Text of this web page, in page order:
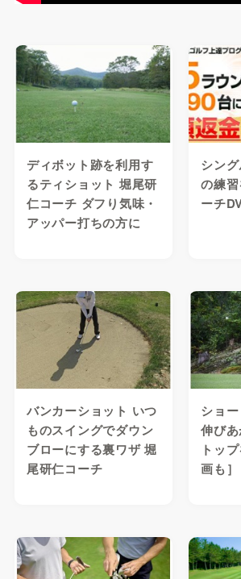
ディボット跡を利用す
るティショット 堀尾研
仁コーチ ダフり気味・
アッパー打ちの方に
シン
の練
ーチ
バンカーショット いつ
ものスイングでダウン
ブローにする裏ワザ 堀
尾研仁コーチ
ショ
伸び
トッ
画も］